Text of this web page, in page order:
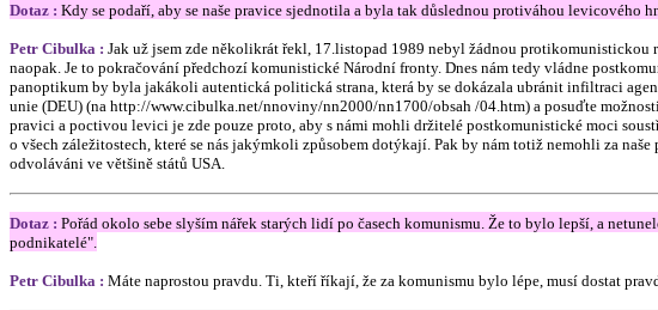
Dotaz : Kdy se podaří, aby se naše pravice sjednotila a byla tak důslednou protiváhou levicového
Petr Cibulka : Jak už jsem zde několikrát řekl, 17.listopad 1989 nebyl žádnou
naopak. Je to pokračování předchozí komunistické Národní fronty. Dnes nám tedy vládne
panoptikum by byla jakákoli autentická politická strana, která by se dokázala ubránit infiltraci
unie (DEU) (na http://www.cibulka.net/nnoviny/nn2000/nn1700/obsah /04.htm) a posuďte
pravici a poctivou levici je zde pouze proto, aby s námi mohli držitelé postkomunistické moci
o všech záležitostech, které se nás jakýmkoli způsobem dotýkají. Pak by nám totiž nemohli za
odvoláváni ve většině států USA.
Dotaz : Pořád okolo sebe slyším nářek starých lidí po časech komunismu. Že to bylo lepší, a
podnikatelé".
Petr Cibulka : Máte naprostou pravdu. Ti, kteří říkají, že za komunismu bylo lépe, musí dostat